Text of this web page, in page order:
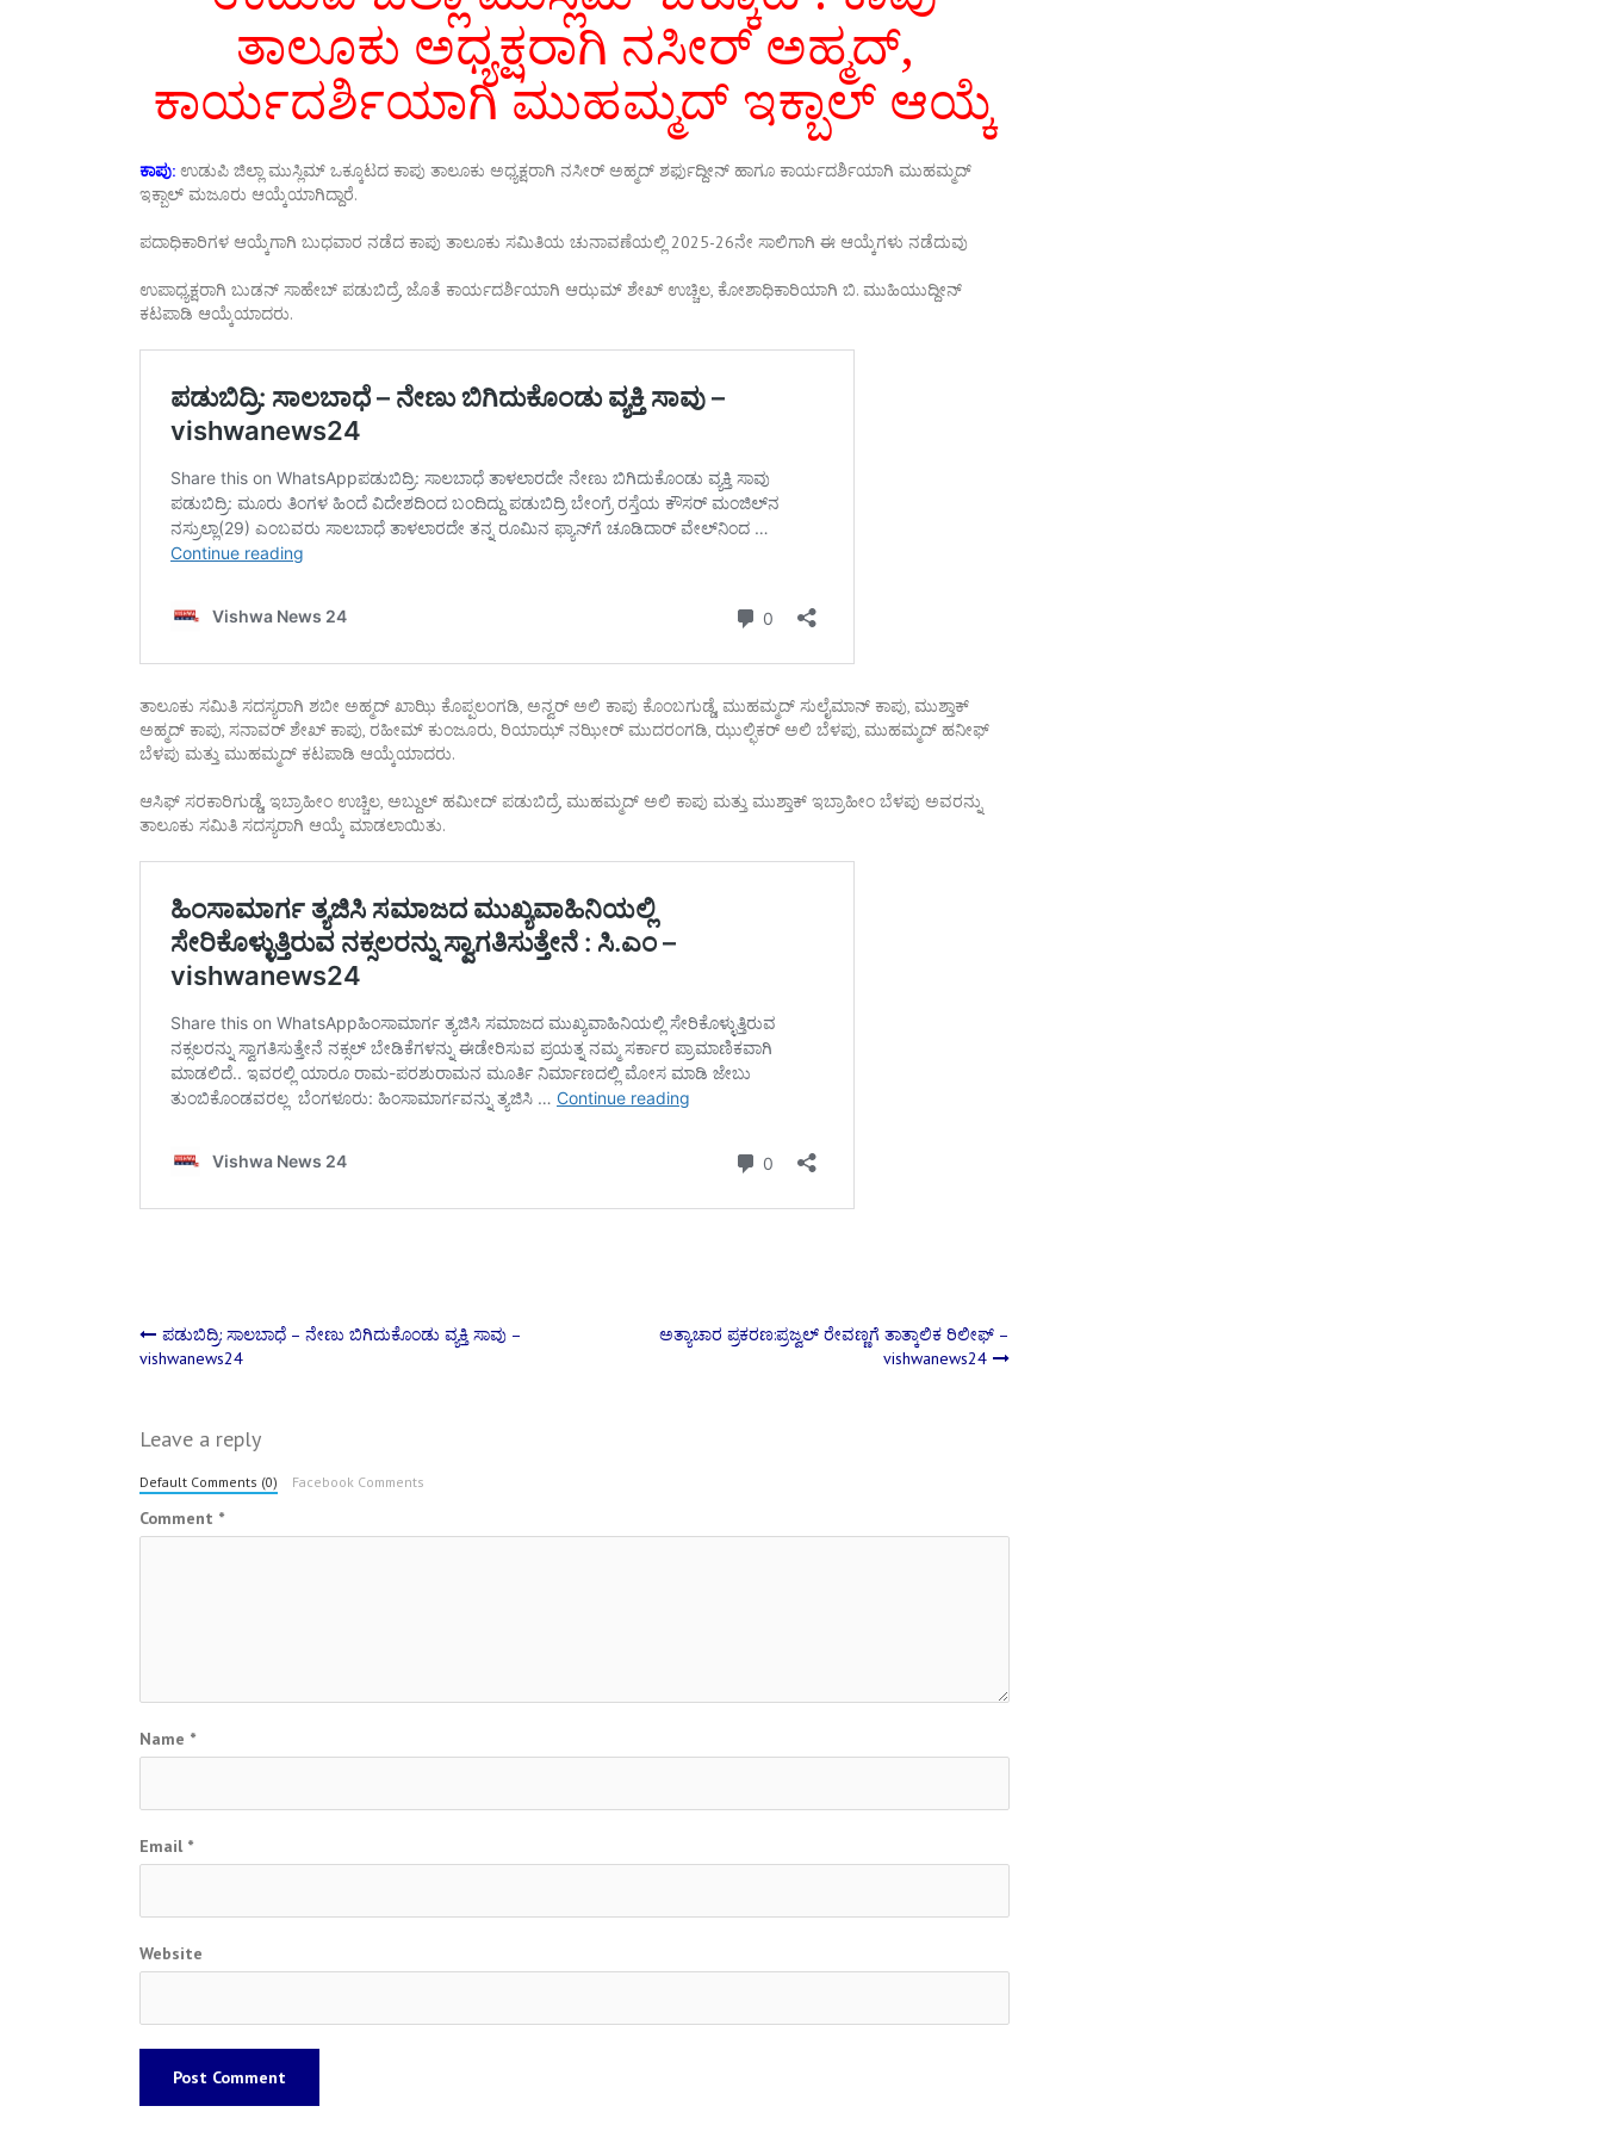
ತಾಲೂಕು ಅಧ್ಯಕ್ಷರಾಗಿ ನಸೀರ್ ಅಹ್ಮದ್,
ಕಾರ್ಯದರ್ಶಿಯಾಗಿ ಮುಹಮ್ಮದ್ ಇಕ್ಬಾಲ್ ಆಯ್ಕೆ
ಕಾಪು: ಉಡುಪಿ ಜಿಲ್ಲಾ ಮುಸ್ಲಿಮ್ ಒಕ್ಕೂಟದ ಕಾಪು ತಾಲೂಕು ಅಧ್ಯಕ್ಷರಾಗಿ ನಸೀರ್ ಅಹ್ಮದ್ ಶರ್ಫುದ್ದೀನ್ ಹಾಗೂ ಕಾರ್ಯದರ್ಶಿಯಾಗಿ ಮುಹಮ್ಮದ್
ಇಕ್ಬಾಲ್ ಮಜೂರು ಆಯ್ಕೆಯಾಗಿದ್ದಾರೆ.
ಪದಾಧಿಕಾರಿಗಳ ಆಯ್ಕೆಗಾಗಿ ಬುಧವಾರ ನಡೆದ ಕಾಪು ತಾಲೂಕು ಸಮಿತಿಯ ಚುನಾವಣೆಯಲ್ಲಿ 2025-26ನೇ ಸಾಲಿಗಾಗಿ ಈ ಆಯ್ಕೆಗಳು ನಡೆದುವು
ಉಪಾಧ್ಯಕ್ಷರಾಗಿ ಬುಡನ್ ಸಾಹೇಬ್ ಪಡುಬಿದ್ರೆ, ಜೊತೆ ಕಾರ್ಯದರ್ಶಿಯಾಗಿ ಆಝಮ್ ಶೇಖ್ ಉಚ್ಚಿಲ, ಕೋಶಾಧಿಕಾರಿಯಾಗಿ ಬಿ. ಮುಹಿಯುದ್ದೀನ್
ಕಟಪಾಡಿ ಆಯ್ಕೆಯಾದರು.
ತಾಲೂಕು ಸಮಿತಿ ಸದಸ್ಯರಾಗಿ ಶಬೀ ಅಹ್ಮದ್ ಖಾಝಿ ಕೊಪ್ಪಲಂಗಡಿ, ಅನ್ವರ್ ಅಲಿ ಕಾಪು ಕೊಂಬಗುಡ್ಡೆ, ಮುಹಮ್ಮದ್ ಸುಲೈಮಾನ್ ಕಾಪು, ಮುಶ್ತಾಕ್
ಅಹ್ಮದ್ ಕಾಪು, ಸನಾವರ್ ಶೇಖ್ ಕಾಪು, ರಹೀಮ್ ಕುಂಜೂರು, ರಿಯಾಝ್ ನಝೀರ್ ಮುದರಂಗಡಿ, ಝುಲ್ಫಿಕರ್ ಅಲಿ ಬೆಳಪು, ಮುಹಮ್ಮದ್ ಹನೀಫ್
ಬೆಳಪು ಮತ್ತು ಮುಹಮ್ಮದ್ ಕಟಪಾಡಿ ಆಯ್ಕೆಯಾದರು.
ಆಸಿಫ್ ಸರಕಾರಿಗುಡ್ಡೆ, ಇಬ್ರಾಹೀಂ ಉಚ್ಚಿಲ, ಅಬ್ದುಲ್ ಹಮೀದ್ ಪಡುಬಿದ್ರೆ, ಮುಹಮ್ಮದ್ ಅಲಿ ಕಾಪು ಮತ್ತು ಮುಶ್ತಾಕ್ ಇಬ್ರಾಹೀಂ ಬೆಳಪು ಅವರನ್ನು
ತಾಲೂಕು ಸಮಿತಿ ಸದಸ್ಯರಾಗಿ ಆಯ್ಕೆ ಮಾಡಲಾಯಿತು.
Post
ಪಡುಬಿದ್ರಿ: ಸಾಲಬಾಧೆ – ನೇಣು ಬಿಗಿದುಕೊಂಡು ವ್ಯಕ್ತಿ ಸಾವು –
vishwanews24
ಅತ್ಯಾಚಾರ ಪ್ರಕರಣ:ಪ್ರಜ್ವಲ್ ರೇವಣ್ಣಗೆ ತಾತ್ಕಾಲಿಕ ರಿಲೀಫ್‌ –
vishwanews24
Leave a reply
Default Comments (0) Facebook Comments
Comment *
Name *
Email *
Website